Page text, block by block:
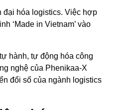
đại hóa logistics. Việc hợp
‘Made in Vietnam’ vào
hành, tự động hóa công
nghệ của Phenikaa-X
đổi số của ngành logistics